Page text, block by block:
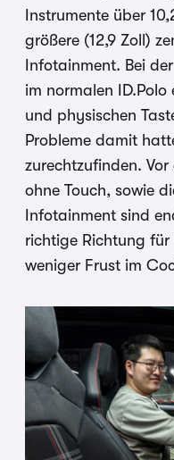
Instrumente über
größere (12,9 Zoll)
Infotainment. Bei
im normalen ID.Polo
und physischen
Probleme damit
zurechtzufinden.
ohne Touch, sowie
Infotainment sind
richtige Richtung
weniger Frust im